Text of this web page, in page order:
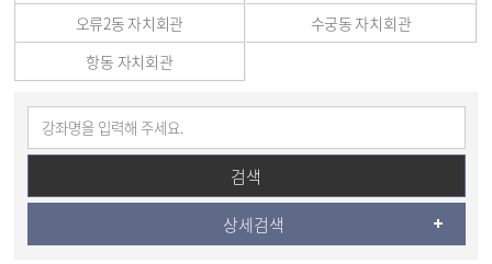
오류2동 자치회관
수궁동 자치회관
항동 자치회관
검색
상세검색